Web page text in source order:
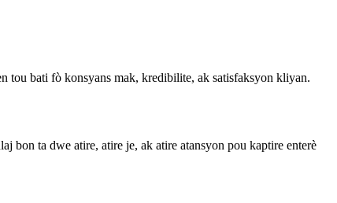
tou bati fò konsyans mak, kredibilite, ak satisfaksyon kliyan.
bon ta dwe atire, atire je, ak atire atansyon pou kaptire enterè